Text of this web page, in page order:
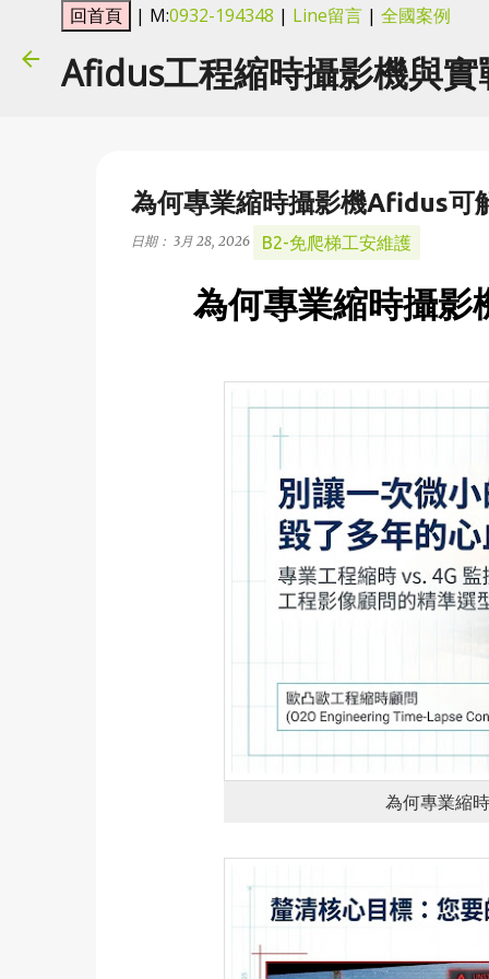
| M:0932-194348 | Line留言 | 全國案例
Afidus工程縮時攝影機與實
為何專業縮時攝影機Afidus可
日期： 3月 28, 2026 B2-免爬梯工安維護
為何專業縮時攝
為何專業縮